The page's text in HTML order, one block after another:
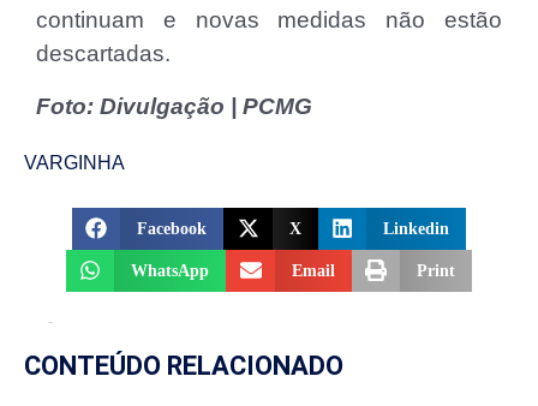
continuam e novas medidas não estão
descartadas.
Foto: Divulgação | PCMG
VARGINHA
Facebook X Linkedin
WhatsApp Email Print
CONTEÚDO RELACIONADO